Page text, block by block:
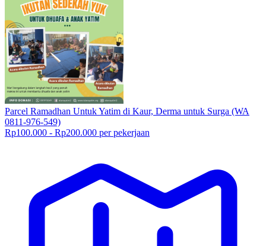
Parcel Ramadhan Untuk Yatim di Kaur, Derma untuk Surga (WA
0811-976-549)
Rp100.000 - Rp200.000 per pekerjaan